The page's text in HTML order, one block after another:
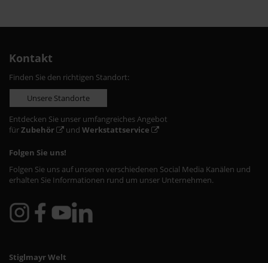
Kontakt
Finden Sie den richtigen Standort:
Unsere Standorte
Entdecken Sie unser umfangreiches Angebot
fürZubehör und Werkstattservice
Folgen Sie uns!
Folgen Sie uns auf unseren verschiedenen Social Media Kanälen und
erhalten Sie Informationen rund um unser Unternehmen.
Stiglmayr Welt